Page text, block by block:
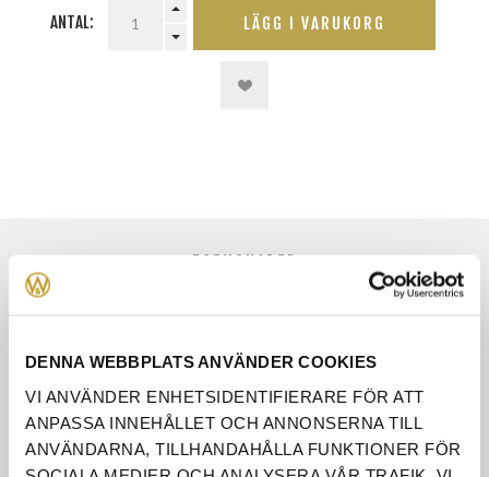
DENNA WEBBPLATS ANVÄNDER COOKIES
VI ANVÄNDER ENHETSIDENTIFIERARE FÖR ATT
ANPASSA INNEHÅLLET OCH ANNONSERNA TILL
ANVÄNDARNA, TILLHANDAHÅLLA FUNKTIONER FÖR
ANTAL: LÄGG I VARUKORG
EGENSKAPER
ÅNGERRÄTT
KONTAKTA OSS